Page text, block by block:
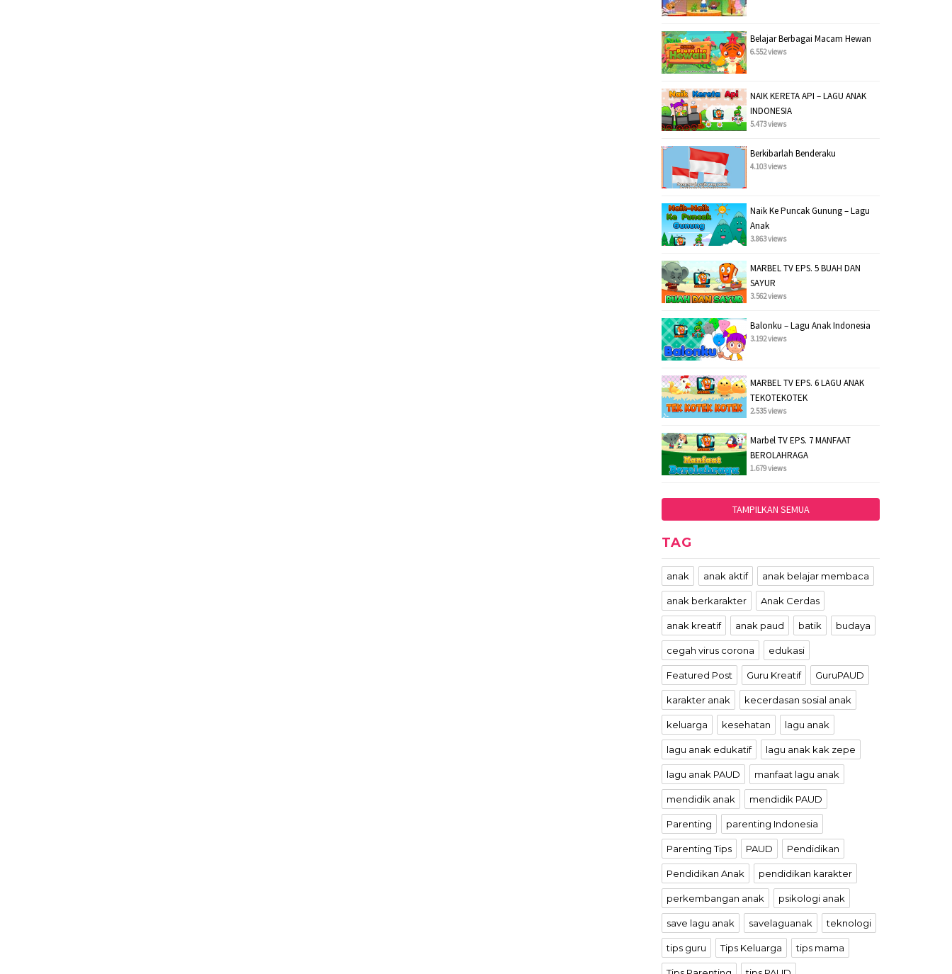
Belajar Berbagai Macam Hewan
6.552 views
NAIK KERETA API – LAGU ANAK
INDONESIA
5.473 views
Berkibarlah Benderaku
4.103 views
Naik Ke Puncak Gunung – Lagu
Anak
3.863 views
MARBEL TV EPS. 5 BUAH DAN
SAYUR
3.562 views
Balonku – Lagu Anak Indonesia
3.192 views
MARBEL TV EPS. 6 LAGU ANAK
TEKOTEKOTEK
2.535 views
Marbel TV EPS. 7 MANFAAT
BEROLAHRAGA
1.679 views
TAMPILKAN SEMUA
TAG
anak anak aktif anak belajar membaca
anak berkarakter Anak Cerdas
anak kreatif anak paud batik budaya
cegah virus corona edukasi
Featured Post Guru Kreatif GuruPAUD
karakter anak kecerdasan sosial anak
keluarga kesehatan lagu anak
lagu anak edukatif lagu anak kak zepe
lagu anak PAUD manfaat lagu anak
mendidik anak mendidik PAUD
Parenting parenting Indonesia
Parenting Tips PAUD Pendidikan
Pendidikan Anak pendidikan karakter
perkembangan anak psikologi anak
save lagu anak savelaguanak teknologi
tips guru Tips Keluarga tips mama